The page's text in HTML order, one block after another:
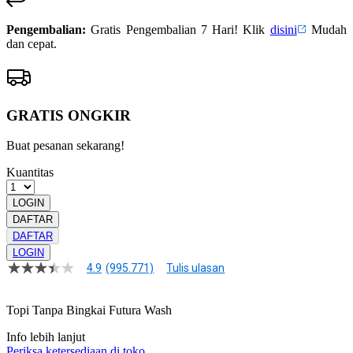
Pengembalian: Gratis Pengembalian 7 Hari! Klik disini
Mudah
dan cepat.
GRATIS ONGKIR
Buat pesanan sekarang!
Kuantitas
LOGIN
DAFTAR
DAFTAR
LOGIN
4.9
bintang,
rating
rata-
4.9 (995.771) Tulis ulasan
Topi Tanpa Bingkai Futura Wash
Info lebih lanjut